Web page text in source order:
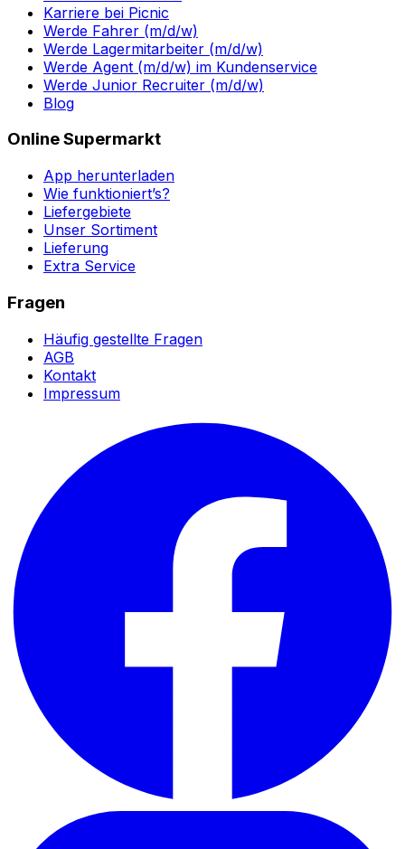
Karriere bei Picnic
Werde Fahrer (m/d/w)
Werde Lagermitarbeiter (m/d/w)
Werde Agent (m/d/w) im Kundenservice
Werde Junior Recruiter (m/d/w)
Blog
Online Supermarkt
App herunterladen
Wie funktioniert’s?
Liefergebiete
Unser Sortiment
Lieferung
Extra Service
Fragen
Häufig gestellte Fragen
AGB
Kontakt
Impressum